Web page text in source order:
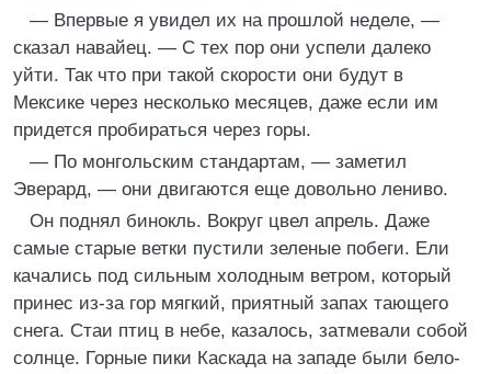
— Впервые я увидел их на прошлой неделе, —
сказал навайец. — С тех пор они успели далеко
уйти. Так что при такой скорости они будут в
Мексике через несколько месяцев, даже если им
придется пробираться через горы.
— По монгольским стандартам, — заметил
Эверард, — они двигаются еще довольно лениво.
Он поднял бинокль. Вокруг цвел апрель. Даже
самые старые ветки пустили зеленые побеги. Ели
качались под сильным холодным ветром, который
принес из-за гор мягкий, приятный запах тающего
снега. Стаи птиц в небе, казалось, затмевали собой
солнце. Горные пики Каскада на западе были бело-